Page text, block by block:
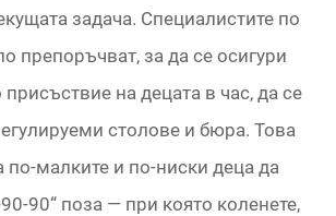
задача. Специалистите по
препоръчват, за да се осигури
на децата в час, да се
столове и бюра. Това
малките и по-ниски деца да
90“ поза — при която коленете,